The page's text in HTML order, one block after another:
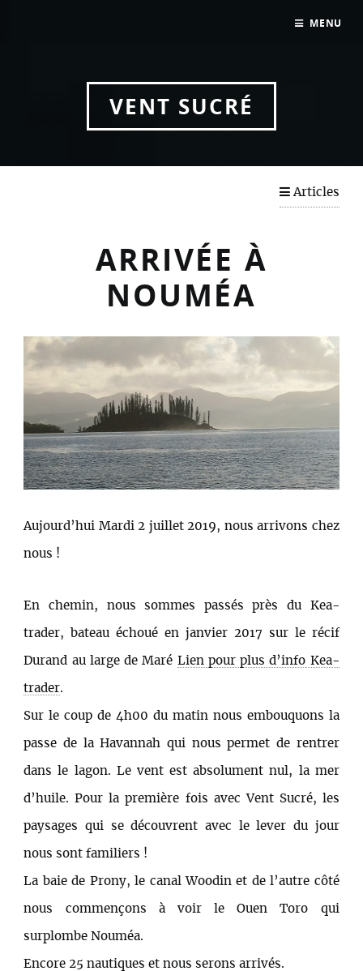
VENT SUCRÉ
Articles
ARRIVÉE À
NOUMÉA
Aujourd’hui Mardi 2 juillet 2019, nous arrivons chez
nous !
En chemin, nous sommes passés près du Kea-
trader, bateau échoué en janvier 2017 sur le récif
Durand au large de Maré Lien pour plus d’info Kea-
trader.
Sur le coup de 4h00 du matin nous embouquons la
passe de la Havannah qui nous permet de rentrer
dans le lagon. Le vent est absolument nul, la mer
d’huile. Pour la première fois avec Vent Sucré, les
paysages qui se découvrent avec le lever du jour
nous sont familiers !
La baie de Prony, le canal Woodin et de l’autre côté
nous commençons à voir le Ouen Toro qui
surplombe Nouméa.
Encore 25 nautiques et nous serons arrivés.
MENU